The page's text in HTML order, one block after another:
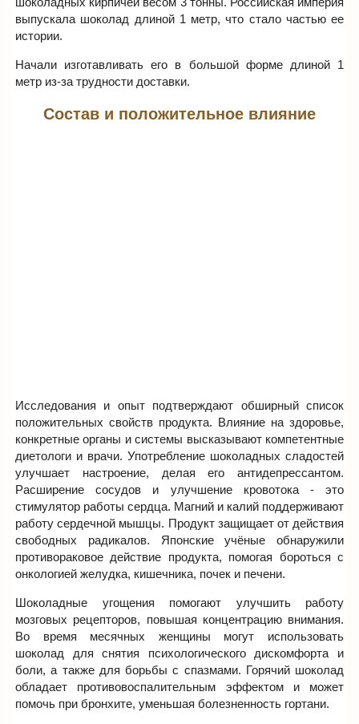
выпускала шоколад длиной 1 метр, что стало частью ее
истории.
Начали изготавливать его в большой форме длиной 1
метр из-за трудности доставки.
Состав и положительное влияние
Исследования и опыт подтверждают обширный список
положительных свойств продукта. Влияние на здоровье,
конкретные органы и системы высказывают компетентные
диетологи и врачи. Употребление шоколадных сладостей
улучшает настроение, делая его антидепрессантом.
Расширение сосудов и улучшение кровотока - это
стимулятор работы сердца. Магний и калий поддерживают
работу сердечной мышцы. Продукт защищает от действия
свободных радикалов. Японские учёные обнаружили
противораковое действие продукта, помогая бороться с
онкологией желудка, кишечника, почек и печени.
Шоколадные угощения помогают улучшить работу
мозговых рецепторов, повышая концентрацию внимания.
Во время месячных женщины могут использовать
шоколад для снятия психологического дискомфорта и
боли, а также для борьбы с спазмами. Горячий шоколад
обладает противовоспалительным эффектом и может
помочь при бронхите, уменьшая болезненность гортани.